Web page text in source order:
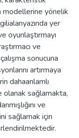
modellerine yönelik
yer
oyunlaştırmayı
ve
sonucuna
artırmaya
dahaanlamlı
sağlamakta,
ve
sağlamak için